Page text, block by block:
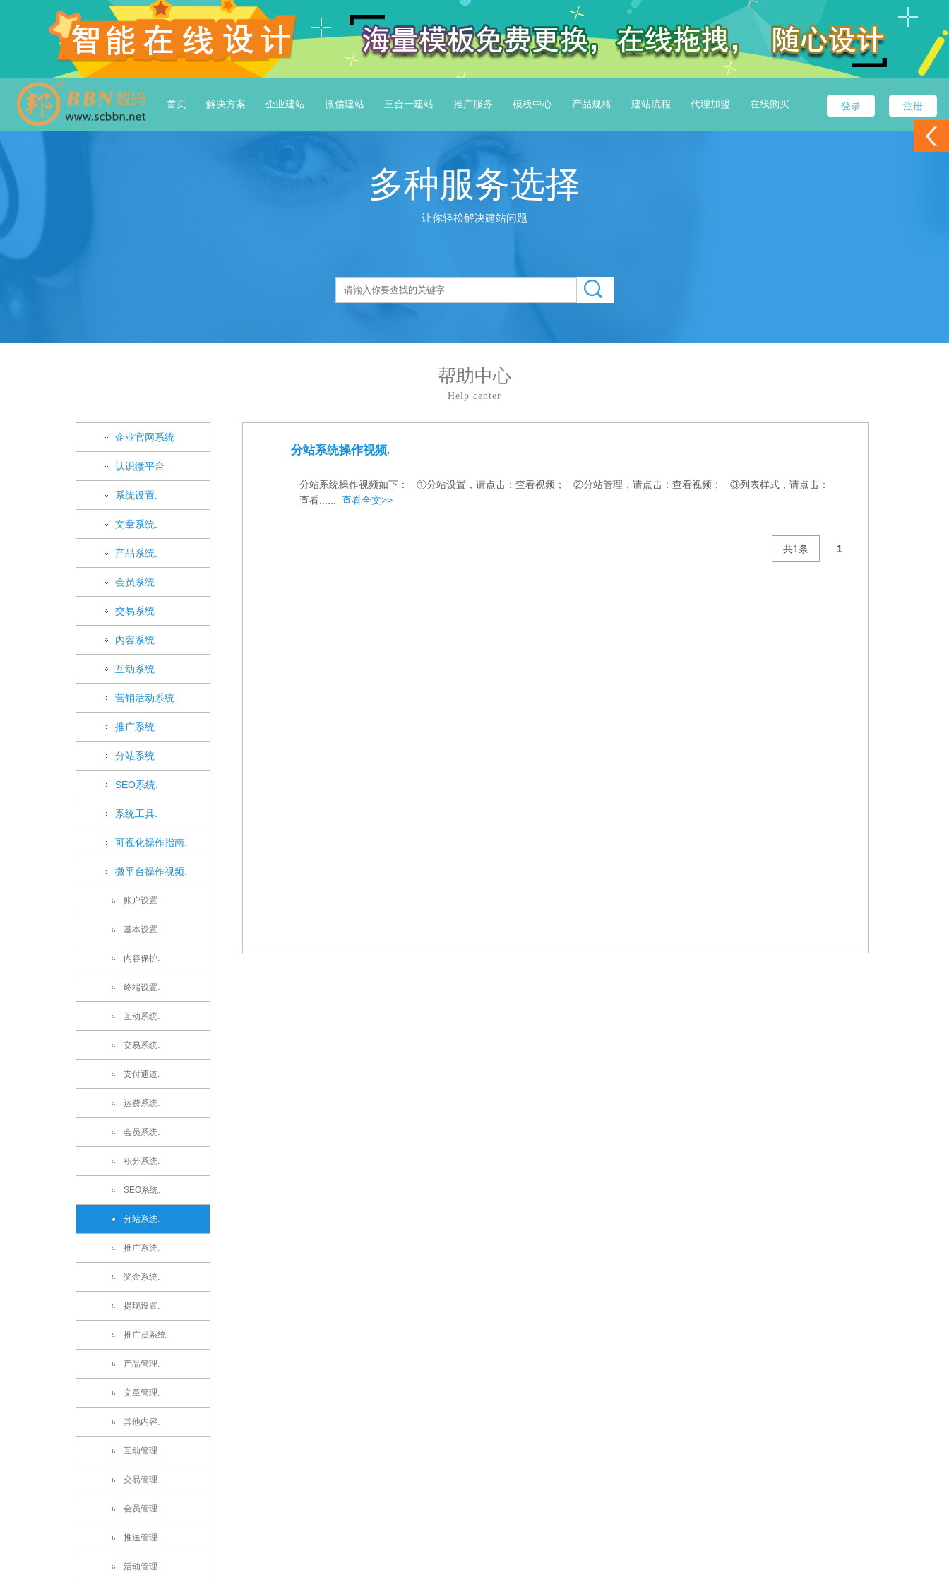
首页 解决方案 企业建站 微信建站 三合一建站 推广服务 模板中心 产品规格 建站流程 代理加盟 在线购买 登录 注册
多种服务选择
让你轻松解决建站问题
帮助中心
Help center
企业官网系统
认识微平台
系统设置.
文章系统.
产品系统.
会员系统.
交易系统.
内容系统.
互动系统.
营销活动系统.
推广系统.
分站系统.
SEO系统.
系统工具.
可视化操作指南.
微平台操作视频.
账户设置.
基本设置.
内容保护.
终端设置.
互动系统.
交易系统.
支付通道.
运费系统.
会员系统.
积分系统.
SEO系统.
分站系统.
推广系统.
奖金系统.
提现设置.
推广员系统.
产品管理.
文章管理.
其他内容.
互动管理.
交易管理.
会员管理.
推送管理.
活动管理.
分站系统操作视频.
分站系统操作视频如下： ①分站设置，请点击：查看视频； ②分站管理，请点击：查看视频； ③列表样式，请点击：
查看...... 查看全文>>
共1条 1